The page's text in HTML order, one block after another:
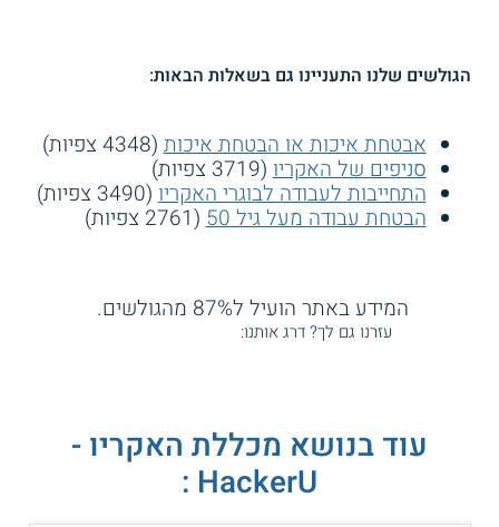
הגולשים שלנו התעניינו גם בשאלות הבאות:
אבטחת איכות או הבטחת איכות(4348 צפיות)
סניפים של האקריו(3719 צפיות)
התחייבות לעבודה לבוגרי האקריו(3490 צפיות)
הבטחת עבודה מעל גיל 50 (2761 צפיות)
המידע באתר הועיל ל87% מהגולשים.
עזרנו גם לך? דרג אותנו:
עוד בנושא מכללת האקריו -
HackerU :